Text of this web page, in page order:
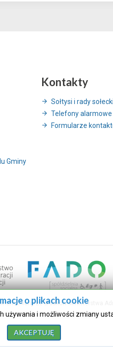
Gminy
Kontakty
Sołtysi i rady
Telefony alarmowe
Formularze
ze środków Ministerstwa
o plikach cookie
używania i możliwości zmiany
AKCEPTUJĘ